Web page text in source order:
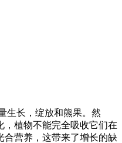
生长，绽放和熊果。然
，植物不能完全吸收它们在
合营养，这带来了增长的缺